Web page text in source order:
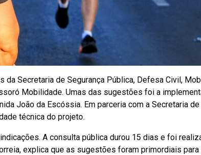
Secretaria de Segurança Pública, Defesa Civil,
Mobilidade. Umas das sugestões foi a
João da Escóssia. Em parceria com a Secretaria de
técnica do projeto.
A consulta pública durou 15 dias e foi
explica que as sugestões foram primordiais para